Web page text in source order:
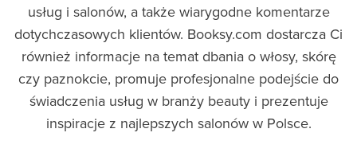
usług i salonów, a także wiarygodne komentarze
dotychczasowych klientów. Booksy.com dostarcza Ci
również informacje na temat dbania o włosy, skórę
czy paznokcie, promuje profesjonalne podejście do
świadczenia usług w branży beauty i prezentuje
inspiracje z najlepszych salonów w Polsce.